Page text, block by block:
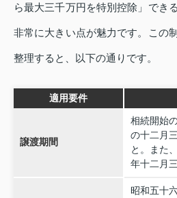
ら最大三千万円を特別控除」でき
非常に大きい点が魅力です。この
整理すると、以下の通りです。
適用要件
譲渡期間
相続開始
の十二月
と。また
年十二月
昭和五十